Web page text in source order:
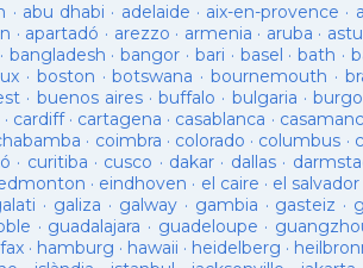
· abu dhabi · adelaide · aix-en-provence ·
· apartadó · arezzo · armenia · aruba ·
· bangladesh ·bangor · bari · basel ·bath ·
· boston ·botswana ·bournemouth ·
· buenos aires·buffalo · bulgaria ·
· cardiff· cartagena · casablanca ·
· coimbra · colorado · columbus ·
· curitiba · cusco · dakar · dallas·
· eindhoven · el caire · el salvador
· galiza · galway· gambia · gasteiz ·
· guadalajara · guadeloupe ·
· hamburg · hawaii · heidelberg ·